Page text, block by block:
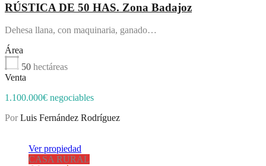
RÚSTICA DE 50 HAS. Zona Badajoz
Dehesa llana, con maquinaria, ganado…
Área
50 hectáreas
Venta
1.100.000€ negociables
Por Luis Fernández Rodríguez
Ver propiedad
CASA RURAL